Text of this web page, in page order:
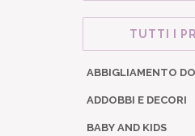
TUTTI I
ABBIGLIAMENTO
ADDOBBI E DECORI
BABY AND KIDS